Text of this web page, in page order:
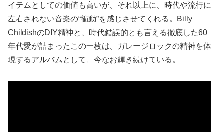
イテムとしての価値も高いが、それ以上に、時代や流行に
左右されない音楽の“衝動”を感じさせてくれる。Billy
ChildishのDIY精神と、時代錯誤的とも言える徹底した60
年代愛が詰まったこの一枚は、ガレージロックの精神を体
現するアルバムとして、今なお輝き続けている。